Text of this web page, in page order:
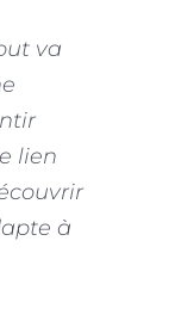
va
lien
à